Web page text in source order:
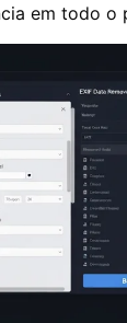
em todo o